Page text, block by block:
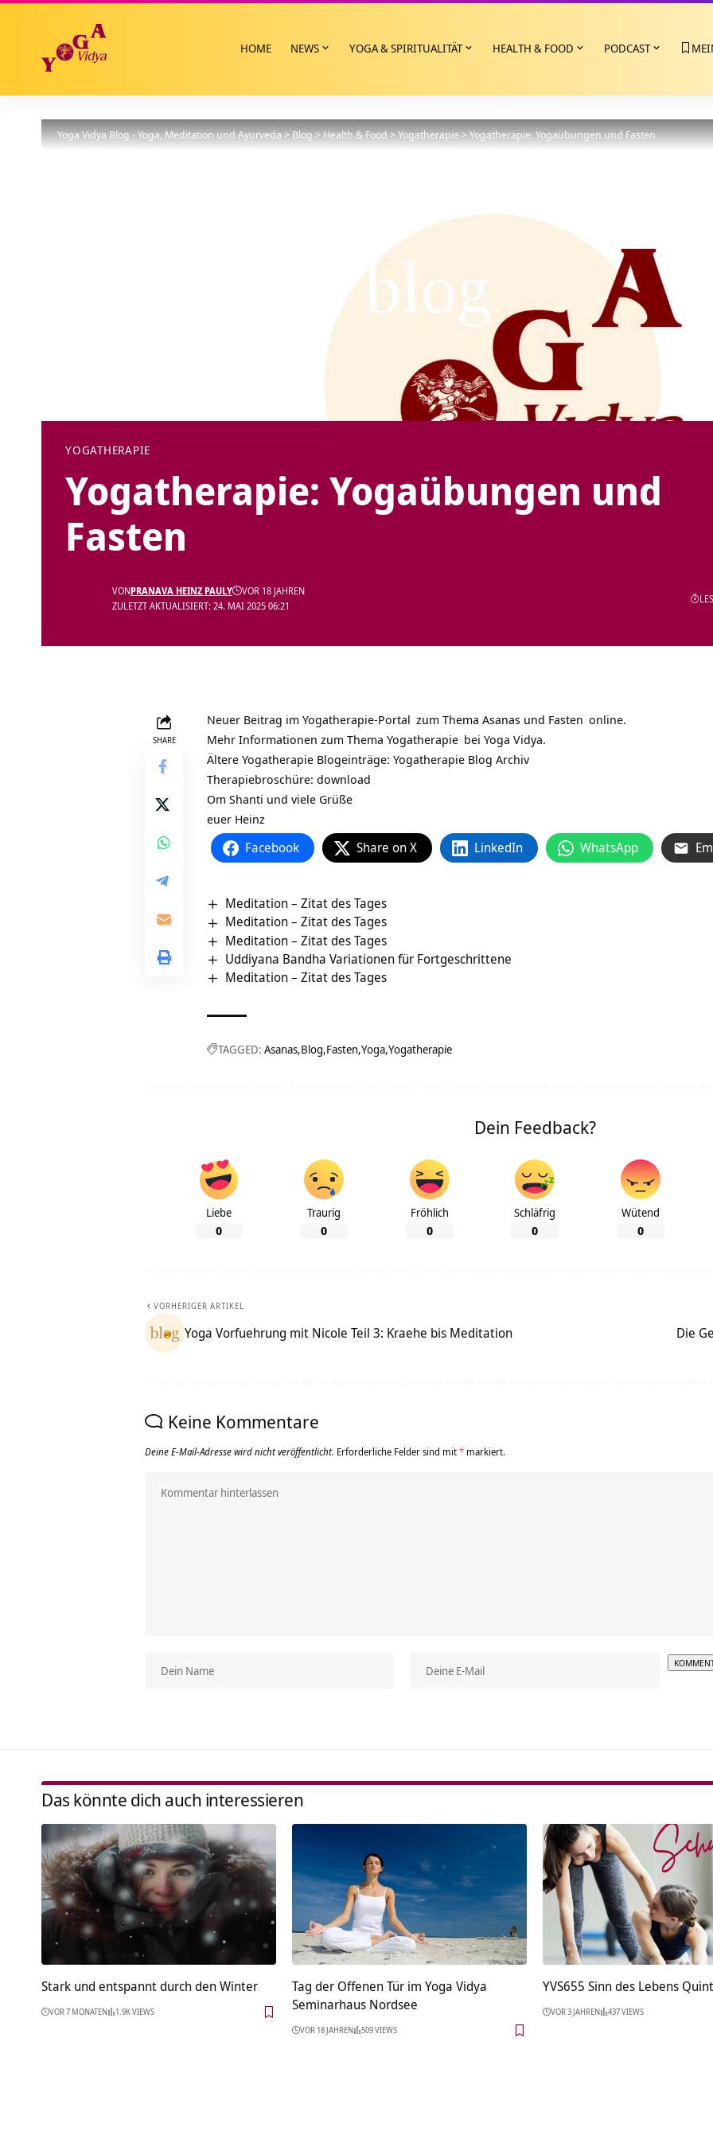
HOME NEWS YOGA & SPIRITUALITÄT HEALTH & FOOD PODCAST
Yoga Vidya Blog - Yoga, Meditation und Ayurveda>Blog>Health & Food>Yogatherapie>Yogatherapie: Yogaübungen und Fasten
YOGATHERAPIE
Yogatherapie: Yogaübungen und
Fasten
ZULETZT AKTUALISIERT: 24. MAI 2025 06:21
VONPRANAVA HEINZ PAULY VOR 18 JAHREN
SHARE
Neuer Beitrag im Yogatherapie-Portal zum Thema Asanas und Fasten online.
Mehr Informationen zum Thema Yogatherapie bei Yoga Vidya.
Ältere Yogatherapie Blogeinträge: Yogatherapie Blog Archiv
Therapiebroschüre: download
Om Shanti und viele Grüße
euer Heinz
Facebook Share on X LinkedIn WhatsApp
Meditation – Zitat des Tages
Meditation – Zitat des Tages
Meditation – Zitat des Tages
Uddiyana Bandha Variationen für Fortgeschrittene
Meditation – Zitat des Tages
TAGGED: Asanas Blog Fasten Yoga Yogatherapie
Dein Feedback?
Liebe
0
Traurig
0
Fröhlich
0
Schläfrig
0
Wütend
0
VORHERIGER ARTIKEL
Yoga Vorfuehrung mit Nicole Teil 3: Kraehe bis Meditation Die
Keine Kommentare
Deine E-Mail-Adresse wird nicht veröffentlicht. Erforderliche Felder sind mit* markiert.
Das könnte dich auch interessieren
Stark und entspannt durch den Winter
VOR 7 MONATEN 1.9K VIEWS
Tag der Offenen Tür im Yoga Vidya
Seminarhaus Nordsee
VOR 18 JAHREN 509 VIEWS
YVS655 Sinn des Lebens
VOR 3 JAHREN 437 VIEWS